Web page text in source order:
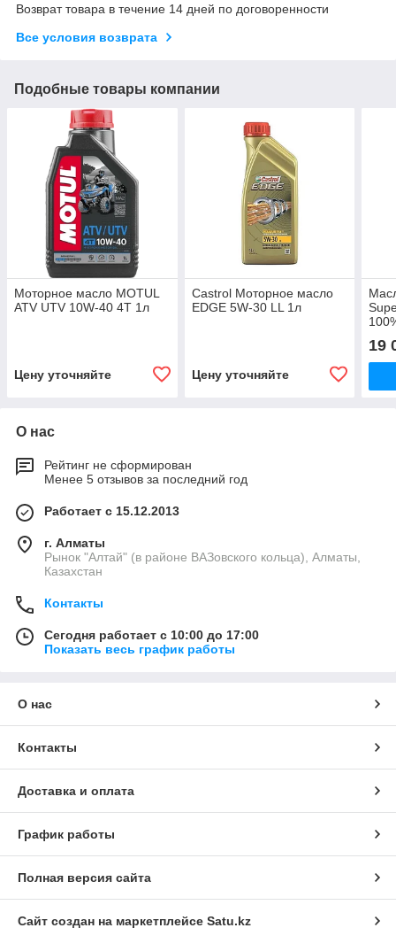
Возврат товара в течение 14 дней по договоренности
Все условия возврата
Подобные товары компании
Моторное масло MOTUL
ATV UTV 10W-40 4T 1л
Цену уточняйте
Castrol Моторное масло
EDGE 5W-30 LL 1л
Цену уточняйте
19
О нас
Рейтинг не сформирован
Менее 5 отзывов за последний год
Работает с 15.12.2013
г. Алматы
Рынок "Алтай" (в районе ВАЗовского кольца), Алматы,
Казахстан
Контакты
Сегодня работает с 10:00 до 17:00
Показать весь график работы
О нас
Контакты
Доставка и оплата
График работы
Полная версия сайта
Сайт создан на маркетплейсе Satu.kz